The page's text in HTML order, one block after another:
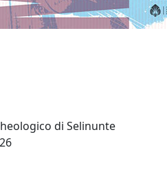
di Selinunte